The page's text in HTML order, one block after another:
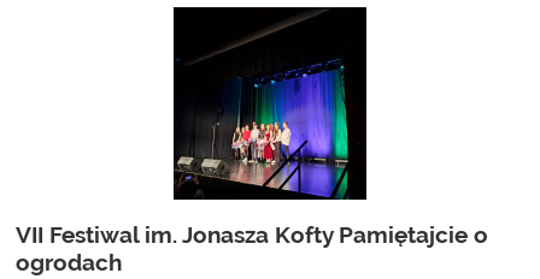
VII Festiwal im. Jonasza Kofty Pamiętajcie o
ogrodach